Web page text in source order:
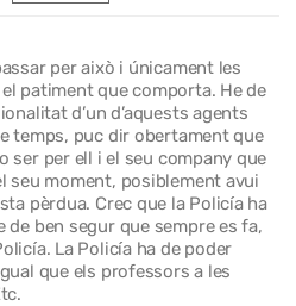
per això i únicament les
patiment que comporta. He de
d’un d’aquests agents
temps, puc dir obertament que
ser per ell i el seu company que
seu moment, posiblement avui
pèrdua. Crec que la Policía ha
ben segur que sempre es fa,
La Policía ha de poder
que els professors a les